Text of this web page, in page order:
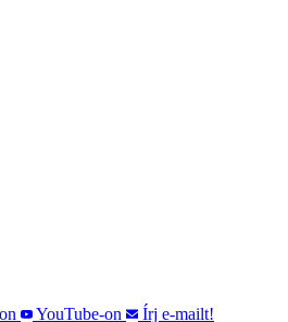
YouTube-on
Írj e-mailt!